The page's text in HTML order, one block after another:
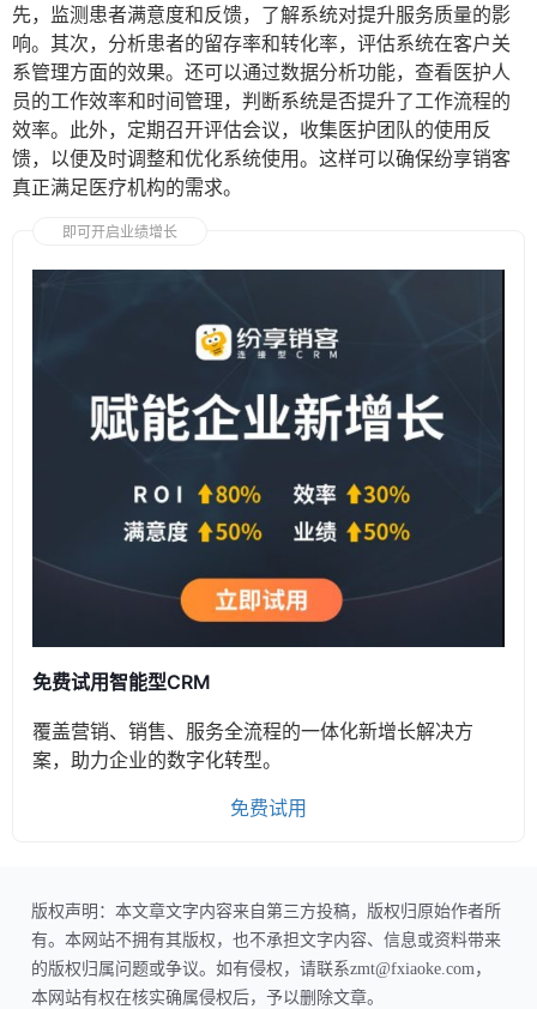
先，监测患者满意度和反馈，了解系统对提升服务质量的影
响。其次，分析患者的留存率和转化率，评估系统在客户关
系管理方面的效果。还可以通过数据分析功能，查看医护人
员的工作效率和时间管理，判断系统是否提升了工作流程的
效率。此外，定期召开评估会议，收集医护团队的使用反
馈，以便及时调整和优化系统使用。这样可以确保纷享销客
真正满足医疗机构的需求。
即可开启业绩增长
免费试用智能型CRM
覆盖营销、销售、服务全流程的一体化新增长解决方
案，助力企业的数字化转型。
免费试用
版权声明：本文章文字内容来自第三方投稿，版权归原始作者所
有。本网站不拥有其版权，也不承担文字内容、信息或资料带来
的版权归属问题或争议。如有侵权，请联系zmt@fxiaoke.com，
本网站有权在核实确属侵权后，予以删除文章。